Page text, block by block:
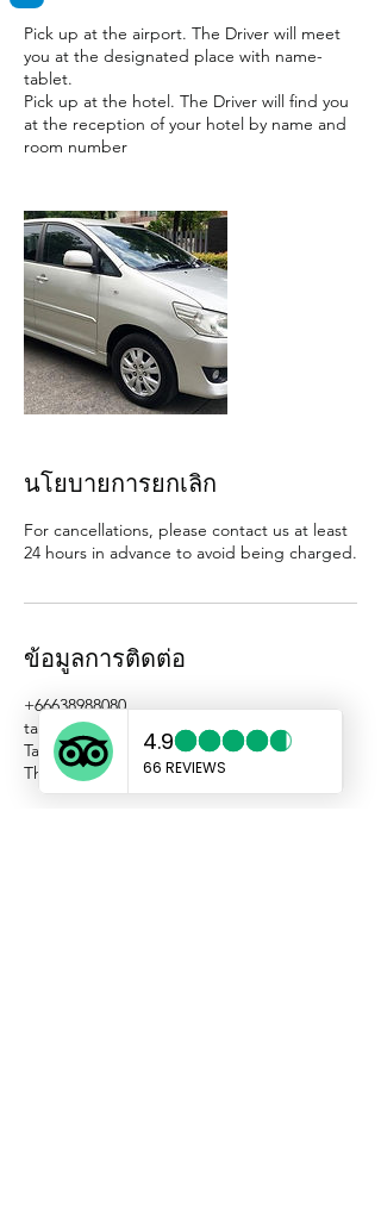
Pick up at the airport. The Driver will meet
you at the designated place with name-
tablet.
Pick up at the hotel. The Driver will find you
at the reception of your hotel by name and
room number
นโยบายการยกเลิก
For cancellations, please contact us at least
24 hours in advance to avoid being charged.
ข้อมูลการติดต่อ
+66638988080
taxikohchangasia@gmail.com
Taxi Koh Chang Asia, Koh Chang, Trat,
Thailand